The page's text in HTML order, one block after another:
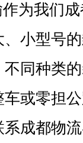
我们成
、小型号
同种类
或零担
成都物